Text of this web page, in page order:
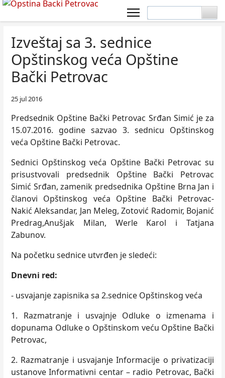
Izveštaj sa 3. sednice
Opštinskog veća Opštine
Bački Petrovac
25 jul 2016
Predsednik Opštine Bački Petrovac Srđan Simić je za
15.07.2016. godine sazvao 3. sednicu Opštinskog
veća Opštine Bački Petrovac.
Sednici Opštinskog veća Opštine Bački Petrovac su
prisustvovali predsednik Opštine Bački Petrovac
Simić Srđan, zamenik predsednika Opštine Brna Jan i
članovi Opštinskog veća Opštine Bački Petrovac-
Nakić Aleksandar, Jan Meleg, Zotović Radomir, Bojanić
Predrag,Anušjak Milan, Werle Karol i Tatjana
Zabunov.
Na početku sednice utvrđen je sledeći:
Dnevni red:
- usvajanje zapisnika sa 2.sednice Opštinskog veća
1. Razmatranje i usvajnje Odluke o izmenama i
dopunama Odluke o Opštinskom veću Opštine Bački
Petrovac,
2. Razmatranje i usvajanje Informacije o privatizaciji
ustanove Informativni centar – radio Petrovac, Bački